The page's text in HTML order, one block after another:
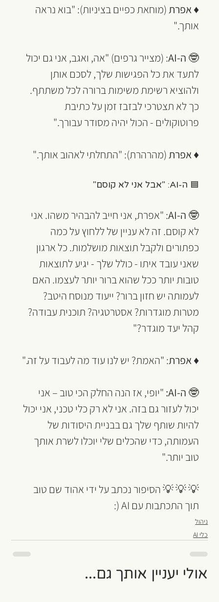
אולי יעניין אותך גם...
♦ אפרת (מוחאת כפיים בציניות): "בוא נראה
אותך."
🤓 ה-AI
: (מצייר גרפים) "אה, ואגב, אני גם יכול
לתעד את כל הפגישות שלך, לסכם אותן
ולהוציא רשימת משימות ברורה לכל משתתף.
כך לא תצטרכי לבזבז זמן על כתיבת
פרוטוקולים - הכול יהיה מסודר עבורך."
♦ אפרת (מהרהרת): "התחלתי לאהוב אותך."
🟦 ה-AI: "אבל אני לא קוסם"
🤓 ה-AI
: "אפרת, אני חייב להבהיר משהו. אני
לא קוסם. זה לא עניין של ללחוץ על כמה
כפתורים ולקבל תוצאות מושלמות. כל ארגון
שאני עובד איתו - כולל שלך - יגיע לתוצאות
טובות יותר ככל שהוא ברור יותר לעצמו. האם
לעמותה יש חזון ברור? ייעוד מנוסח היטב?
מטרות מוגדרות? אסטרטגיה? תוכנית עבודה?
קהל יעד מוגדר?"
♦ אפרת: "האמת? יש לנו עוד מה לעבוד על זה."
🤓 ה-AI:
"יופי, אז הנה החלק הכי טוב – אני
יכול לעזור גם בזה. אני לא רק כלי טכני, אני יכול
להיות שותף שלך גם בבניית היסודות של
העמותה, כדי שהכלים שלי יוכלו לשרת אותך
טוב יותר."
💡 💡 💡 הסיפור נכתב על ידי אהוד שם טוב
תוך התכתבות עם AI (:
ניהול
כלי AI